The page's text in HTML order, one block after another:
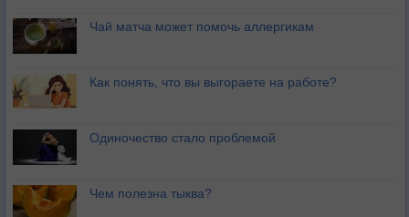
Чай матча может помочь аллергикам
Как понять, что вы выгораете на работе?
Одиночество стало проблемой
Чем полезна тыква?